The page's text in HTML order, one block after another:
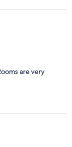
are very